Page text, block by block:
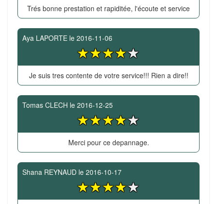
Trés bonne prestation et rapiditée, l'écoute et service
Aya LAPORTE le 2016-11-06
Je suis tres contente de votre service!!! Rien a dire!!
Tomas CLECH le 2016-12-25
Merci pour ce depannage.
Shana REYNAUD le 2016-10-17